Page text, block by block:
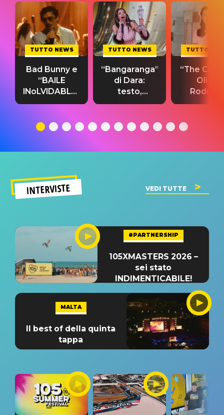
TUTTO NEWS
Bad Bunny e
“BAILE
INoLVIDABLE”:
testo,
significato
TUTTO NEWS
“Bangaranga”
di Dara:
testo,
traduzione e
del singolo
TUTTO
“The
Olivia
testo,
INTERVISTE VEDI TUTTE
#PARTNERSHIP
105XMASTERS 2026 –
sei stato
INDIMENTICABILE!
MALTA
Il best of della quinta
tappa